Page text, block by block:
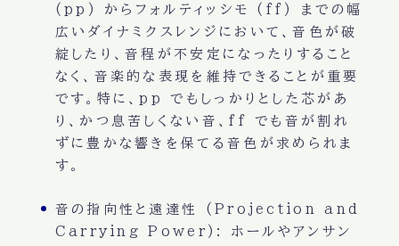
(pp) からフォルティッシモ (ff) までの幅
広いダイナミクスレンジにおいて、音色が破
綻したり、音程が不安定になったりすること
なく、音楽的な表現を維持できることが重要
です。特に、pp でもしっかりとした芯があ
り、かつ息苦しくない音、ff でも音が割れ
ずに豊かな響きを保てる音色が求められま
す。
音の指向性と遠達性 (Projection and
Carrying Power):
ホールやアンサン